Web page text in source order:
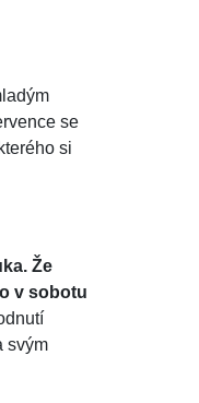
se
si
Že
v sobotu
svým